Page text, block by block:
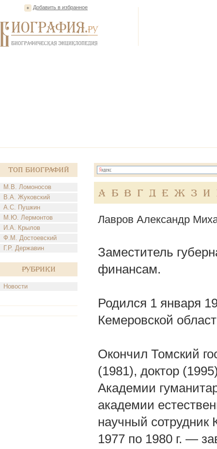
Добавить в избранное
Топ Биографий
М.В. Ломоносов
В.А. Жуковский
А.С. Пушкин
М.Ю. Лермонтов
И.А. Крылов
Ф.М. Достоевский
Г.Р. Державин
Рубрики
Новости
А Б В Г Д Е Ж З И
Лавров Александр
Заместитель
финансам.
Родился 1 января
Кемеровской
Окончил Томский
(1981), доктор
Академии
академии
научный сотрудник
1977 по 1980 г. —